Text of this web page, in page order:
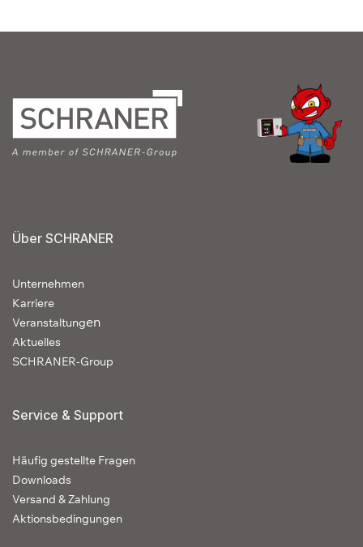
Über SCHRANER
Unternehmen
Karriere
Veranstaltungen
Aktuelles
SCHRANER-Group
Service & Support
Häufig gestellte Fragen
Downloads
Versand & Zahlung
Aktionsbedingungen